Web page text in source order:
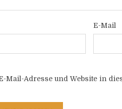
E-Mail
Mail-Adresse und Website in